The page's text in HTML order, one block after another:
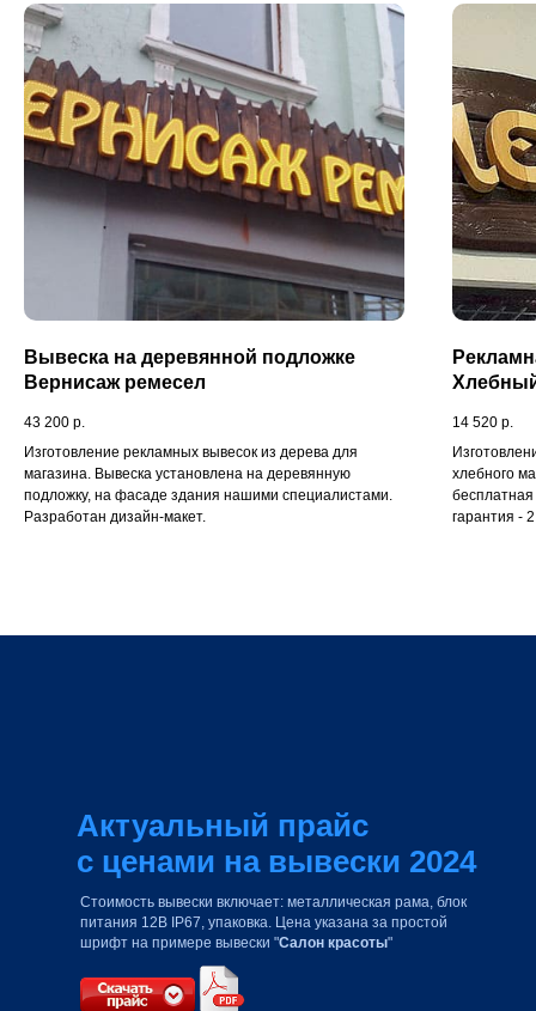
Следующая задача - правильная
раскладка светодиодных модулей
внутри буквы, чтобы ни один сантиметр
не остался без подсветки. После
"начинки" и проверки подсветки, буквы
собираются на металлическую раму
или полноценную подложку.
Мы обеспечиваем постоянный
контроль качества производства, на
каждом этапе работ. Все детали
проверяются на брак до финальной
100% финансовую ответственность по
договору!
Вывеска на деревянной подложке
Вернисаж ремесел
43 200 р.
Изготовление рекламных вывесок из дерева для
магазина. Вывеска установлена на деревянную
подложку, на фасаде здания нашими специалистами.
Разработан дизайн-макет.
14 520 р.
хлебного
гарантия -
Актуальный прайс
с ценами на вывески 2024
Стоимость вывески включает: металлическая рама, блок
питания 12В IP67, упаковка. Цена указана за простой
шрифт на примере вывески "Салон красоты"